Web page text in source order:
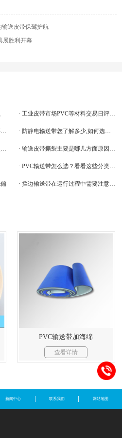
输送皮带保驾护航
展胜利开幕
· 工业皮带市场PVC等材料交易日评（6.21）
· 工业皮带市场PVC等材料交易日评（5.29） · 防静电输送带您了解多少,如何选择防静电输送带。
· 输送带厂家：输送带的接头和类型该如何选择 · 输送皮带撕裂主要是哪几方面原因造成的?
· PVC输送带怎么选？看看这些分类一目了然
· 挡边输送带在运行过程中需要注意什么
PVC输送带加海绵
查看详情
新闻中心 联系我们 网站地图